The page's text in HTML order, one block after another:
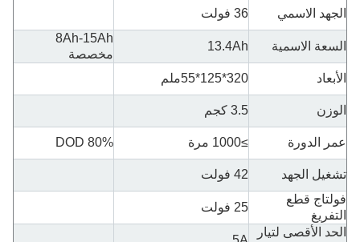
الجهد الاسمي 36 فولت
السعة الاسمية 13.4Ah
8Ah-15Ah
مخصصة
الأبعاد
320*125*55ملم
الوزن 3.5 كجم
عمر الدورة ≥1000 مرة 80% DOD
تشغيل الجهد
42 فولت
فولتاج قطع
التفريغ
25 فولت
الحد الأقصى لتيار